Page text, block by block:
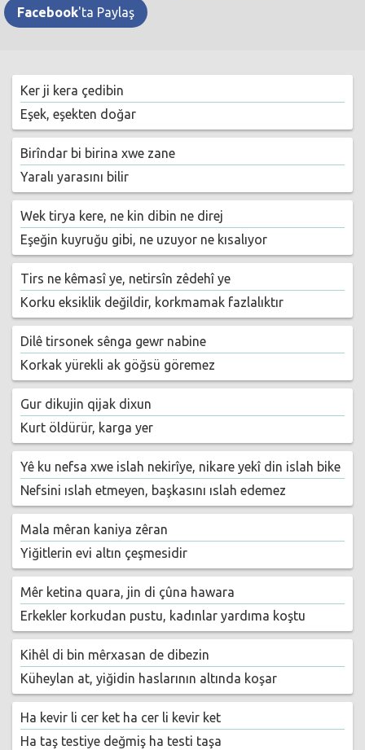
Facebook'ta Paylaş
Ker ji kera çedibin
Eşek, eşekten doğar
Birîndar bi birina xwe zane
Yaralı yarasını bilir
Wek tirya kere, ne kin dibin ne direj
Eşeğin kuyruğu gibi, ne uzuyor ne kısalıyor
Tirs ne kêmasî ye, netirsîn zêdehî ye
Korku eksiklik değildir, korkmamak fazlalıktır
Dilê tirsonek sênga gewr nabine
Korkak yürekli ak göğsü göremez
Gur dikujin qijak dixun
Kurt öldürür, karga yer
Yê ku nefsa xwe islah nekirîye, nikare yekî din islah bike
Nefsini ıslah etmeyen, başkasını ıslah edemez
Mala mêran kaniya zêran
Yiğitlerin evi altın çeşmesidir
Mêr ketina quara, jin di çûna hawara
Erkekler korkudan pustu, kadınlar yardıma koştu
Kihêl di bin mêrxasan de dibezin
Küheylan at, yiğidin haslarının altında koşar
Ha kevir li cer ket ha cer li kevir ket
Ha taş testiye değmiş ha testi taşa